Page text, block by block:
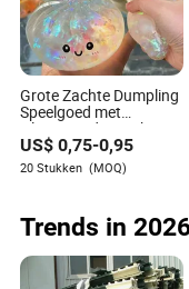
Grote Zachte Dumpling
Speelgoed met
Glinsterend Gezicht
voor Stressverlichting
US$0,75-0,95
20 Stukken (MOQ)
Trends in